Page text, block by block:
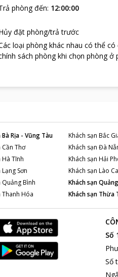
phòng đến: 12:00:00
đặt phòng/trả trước
loại phòng khác nhau có thể
sách phòng khi chọn phòng ở
Bà Rịa - Vũng Tàu Khách sạn Bắc
Cần Thơ Khách sạn Đà
Hà Tĩnh Khách sạn Hải
Lạng Sơn Khách sạn Lào
Quảng Bình Khách sạn
Thanh Hóa Khách sạn Thừa
Số
Số